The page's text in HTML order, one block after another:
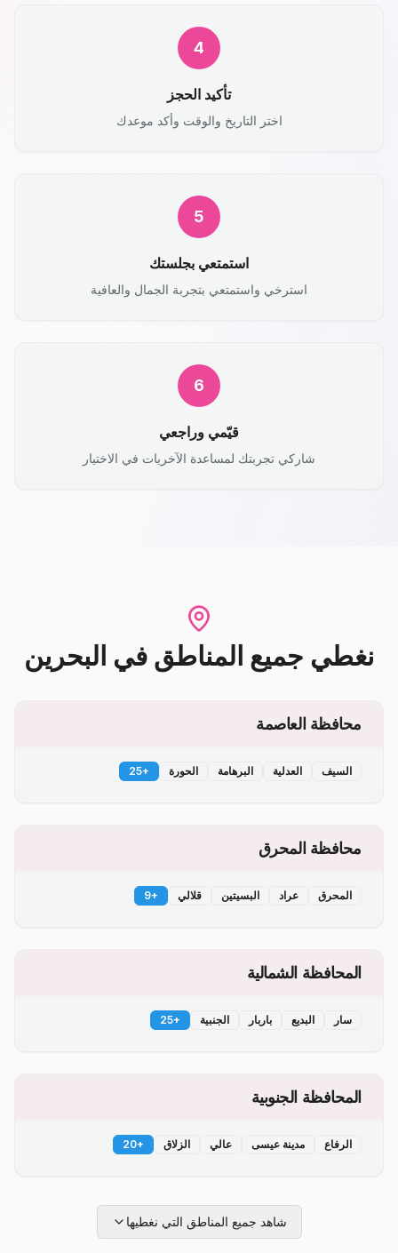
4
تأكيد الحجز
اختر التاريخ والوقت وأكد موعدك
5
استمتعي بجلستك
استرخي واستمتعي بتجربة الجمال والعافية
6
قيّمي وراجعي
شاركي تجربتك لمساعدة الآخريات في الاختيار
نغطي جميع المناطق في البحرين
محافظة العاصمة
السيف العدلية البرهامة الحورة +
25
محافظة المحرق
المحرق عراد البسيتين قلالي +
9
المحافظة الشمالية
سار البديع باربار الجنبية +
25
المحافظة الجنوبية
الرفاع مدينة عيسى عالي الزلاق +
20
شاهد جميع المناطق التي نغطيها